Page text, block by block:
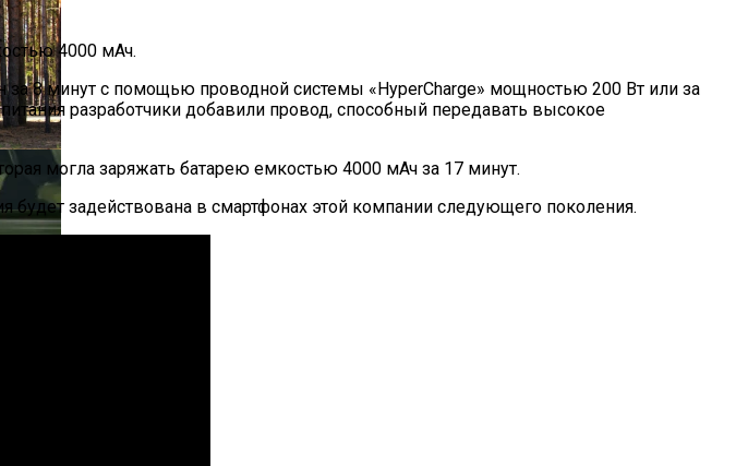
4000 мАч.
8 минут с помощью проводной системы «HyperCharge» мощностью 200 Вт или за
разработчики добавили провод, способный передавать высокое
могла заряжать батарею емкостью 4000 мАч за 17 минут.
задействована в смартфонах этой компании следующего поколения.